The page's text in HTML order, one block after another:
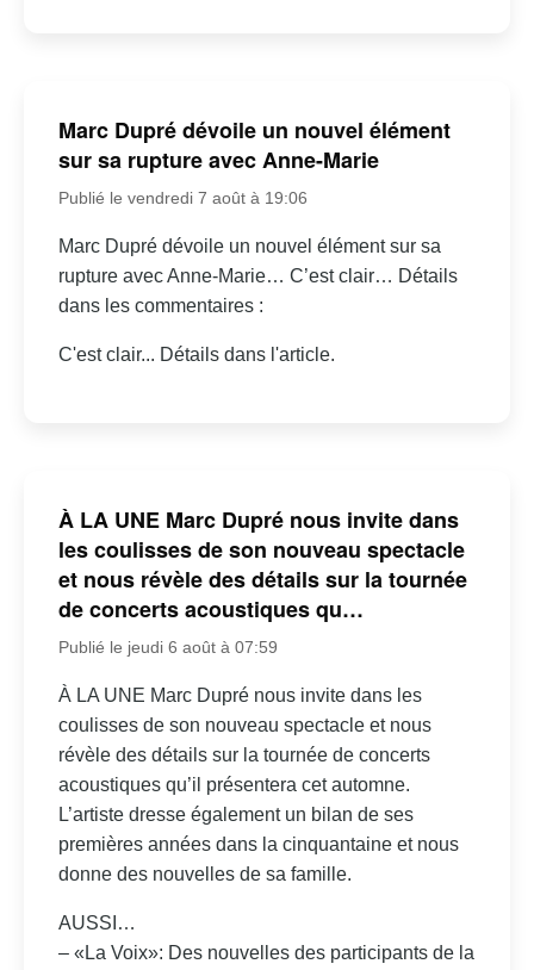
Marc Dupré dévoile un nouvel élément
sur sa rupture avec Anne-Marie
Publié le vendredi 7 août à 19:06
Marc Dupré dévoile un nouvel élément sur sa
rupture avec Anne-Marie… C’est clair… Détails
dans les commentaires :
C'est clair... Détails dans l'article.
À LA UNE Marc Dupré nous invite dans
les coulisses de son nouveau spectacle
et nous révèle des détails sur la tournée
de concerts acoustiques qu…
Publié le jeudi 6 août à 07:59
À LA UNE Marc Dupré nous invite dans les
coulisses de son nouveau spectacle et nous
révèle des détails sur la tournée de concerts
acoustiques qu’il présentera cet automne.
L’artiste dresse également un bilan de ses
premières années dans la cinquantaine et nous
donne des nouvelles de sa famille.
AUSSI…
– «La Voix»: Des nouvelles des participants de la